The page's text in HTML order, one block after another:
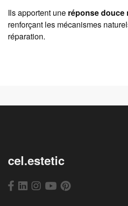
Ils apportent une réponse douce
renforçant les mécanismes
réparation.
cel.estetic